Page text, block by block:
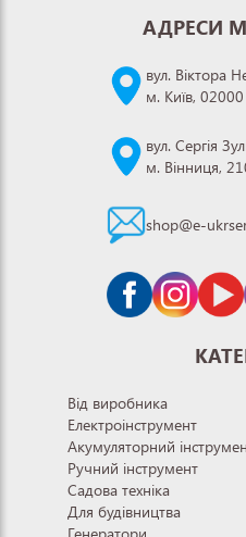
АДРЕСИ
вул. Віктора
м. Київ, 02000
вул. Сергія
м. Вінниця,
shop@e-
Від виробника
Електроінструмент
Акумуляторний
Ручний інструмент
Садова техніка
Для будівництва
Генератори